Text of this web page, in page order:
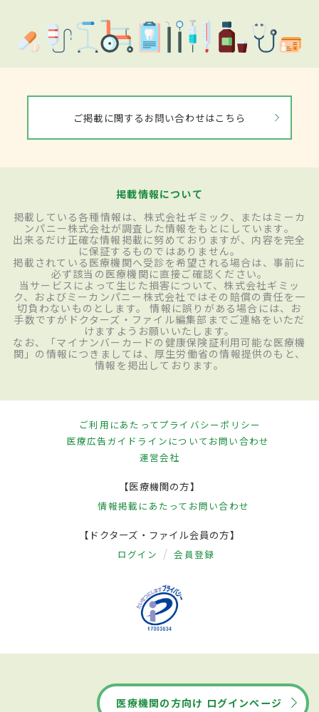
ご掲載に関するお問い合わせはこちら
掲載情報について
掲載している各種情報は、株式会社ギミック、またはミーカ
ンパニー株式会社が調査した情報をもとにしています。
出来るだけ正確な情報掲載に努めておりますが、内容を完全
に保証するものではありません。
掲載されている医療機関へ受診を希望される場合は、事前に
必ず該当の医療機関に直接ご確認ください。
当サービスによって生じた損害について、株式会社ギミッ
ク、およびミーカンパニー株式会社ではその賠償の責任を一
切負わないものとします。 情報に誤りがある場合には、お
手数ですがドクターズ・ファイル編集部までご連絡をいただ
けますようお願いいたします。
なお、「マイナンバーカードの健康保険証利用可能な医療機
関」の情報につきましては、厚生労働省の情報提供のもと、
情報を掲出しております。
ご利用にあたってプライバシーポリシー
医療広告ガイドラインについてお問い合わせ
運営会社
【医療機関の方】
情報掲載にあたって お問い合わせ
【ドクターズ・ファイル会員の方】
ログイン 会員登録
医療機関の方向け ログインページ